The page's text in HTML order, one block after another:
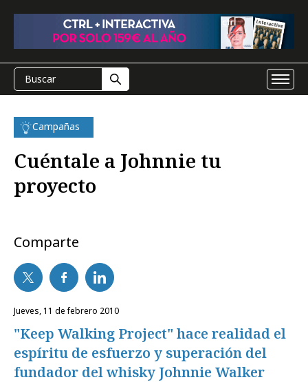
Campañas
Cuéntale a Johnnie tu
proyecto
Comparte
jueves, 11 de febrero 2010
"Keep Walking Project" hace realidad el
espíritu de esfuerzo y superación del
fundador del whisky Johnnie Walker